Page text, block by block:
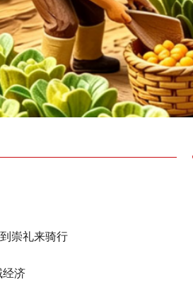
崇礼来骑行
经济